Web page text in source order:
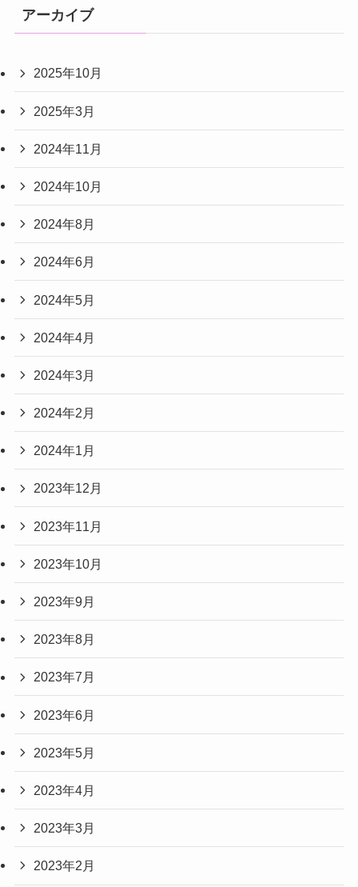
アーカイブ
2025年10月
2025年3月
2024年11月
2024年10月
2024年8月
2024年6月
2024年5月
2024年4月
2024年3月
2024年2月
2024年1月
2023年12月
2023年11月
2023年10月
2023年9月
2023年8月
2023年7月
2023年6月
2023年5月
2023年4月
2023年3月
2023年2月